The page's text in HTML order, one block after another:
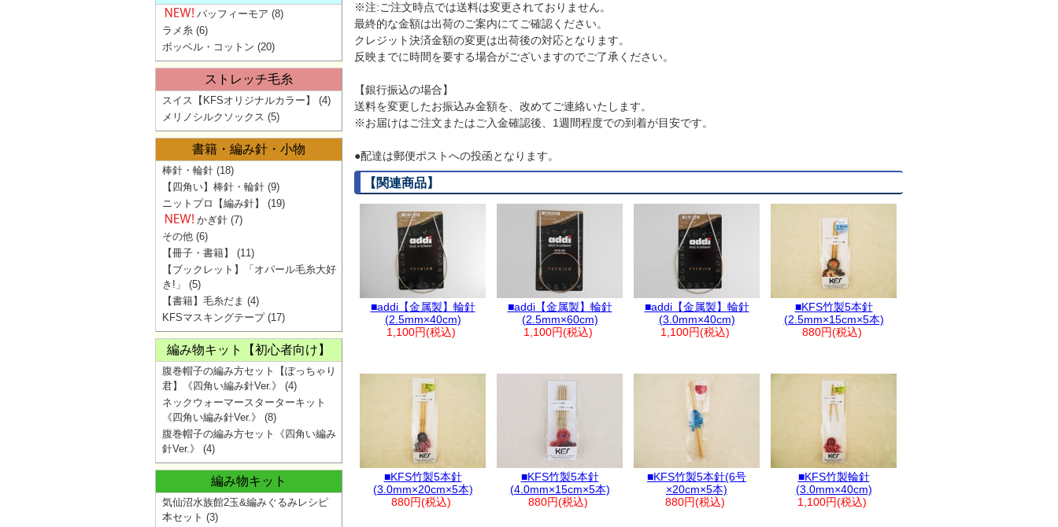
※注:ご注文時点では送料は変更されておりません。
最終的な金額は出荷のご案内にてご確認ください。
クレジット決済金額の変更は出荷後の対応となります。
反映までに時間を要する場合がございますのでご了承ください。
【銀行振込の場合】
送料を変更したお振込み金額を、改めてご連絡いたします。
※お届けはご注文またはご入金確認後、1週間程度での到着が目安です。
●配達は郵便ポストへの投函となります。
【関連商品】
■addi【金属製】輪針
(2.5mm×40cm)
1,100円(税込)
■addi【金属製】輪針
(2.5mm×60cm)
1,100円(税込)
■addi【金属製】輪針
(3.0mm×40cm)
1,100円(税込)
■KFS竹製5本針
(2.5mm×15cm×5本)
880円(税込)
■KFS竹製5本針
(3.0mm×20cm×5本)
880円(税込)
■KFS竹製5本針
(4.0mm×15cm×5本)
880円(税込)
■KFS竹製5本針(6号
×20cm×5本)
880円(税込)
■KFS竹製輪針
(3.0mm×40cm)
1,100円(税込)
パッフィーモア (8)
ラメ糸 (6)
ボッベル・コットン (20)
ストレッチ毛糸
スイス【KFSオリジナルカラー】
(4)
メリノシルクソックス (5)
書籍・編み針・小物
棒針・輪針 (18)
【四角い】棒針・輪針 (9)
ニットプロ【編み針】
(19)
かぎ針 (7)
その他 (6)
【冊子・書籍】
(11)
【ブックレット】「オパール毛糸大好
き!」
(5)
【書籍】毛糸だま (4)
KFSマスキングテープ(17)
編み物キット【初心者向け】
腹巻帽子の編み方セット【ぽっちゃり
君】《四角い編み針Ver.》
(4)
ネックウォーマースターターキット
《四角い編み針Ver.》
(8)
腹巻帽子の編み方セット《四角い編み
針Ver.》
(4)
編み物キット
気仙沼水族館2玉&編みぐるみレシピ
本セット (3)